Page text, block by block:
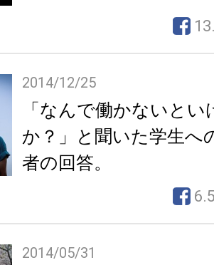
2014/12/25
「なんで働かないと
か？」と聞いた学生へ
者の回答。
2014/05/31